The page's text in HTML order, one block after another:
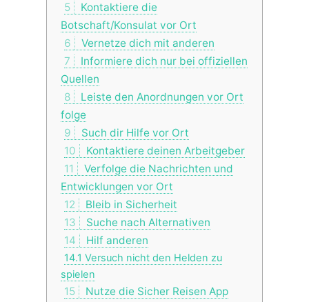
5
Kontaktiere die
Botschaft/Konsulat vor Ort
6
Vernetze dich mit anderen
7
Informiere dich nur bei offiziellen
Quellen
8
Leiste den Anordnungen vor Ort
folge
9
Such dir Hilfe vor Ort
10
Kontaktiere deinen Arbeitgeber
11
Verfolge die Nachrichten und
Entwicklungen vor Ort
12
Bleib in Sicherheit
13
Suche nach Alternativen
14
Hilf anderen
14.1 Versuch nicht den Helden zu
spielen
15
Nutze die Sicher Reisen App